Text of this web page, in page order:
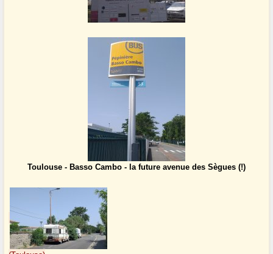
Toulouse - Basso Cambo - la future avenue des Sègues (!)